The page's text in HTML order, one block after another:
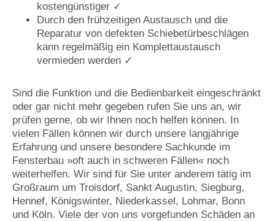
kostengünstiger ✓
Durch den frühzeitigen Austausch und die
Reparatur von defekten Schiebetürbeschlägen
kann regelmäßig ein Komplettaustausch
vermieden werden ✓
Sind die Funktion und die Bedienbarkeit eingeschränkt
oder gar nicht mehr gegeben rufen Sie uns an, wir
prüfen gerne, ob wir Ihnen noch helfen können. In
vielen Fällen können wir durch unsere langjährige
Erfahrung und unsere besondere Sachkunde im
Fensterbau »oft auch in schweren Fällen« noch
weiterhelfen. Wir sind für Sie unter anderem tätig im
Großraum um Troisdorf, Sankt Augustin, Siegburg,
Hennef, Königswinter, Niederkassel, Lohmar, Bonn
und Köln. Viele der von uns vorgefunden Schäden an